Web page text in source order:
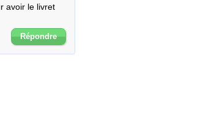
avoir le livret
Répondre